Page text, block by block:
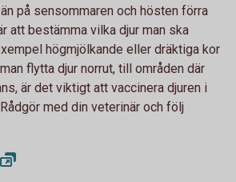
på sensommaren och hösten förra
att bestämma vilka djur man ska
högmjölkande eller dräktiga kor
flytta djur norrut, till områden där
är det viktigt att vaccinera djuren i
med din veterinär och följ